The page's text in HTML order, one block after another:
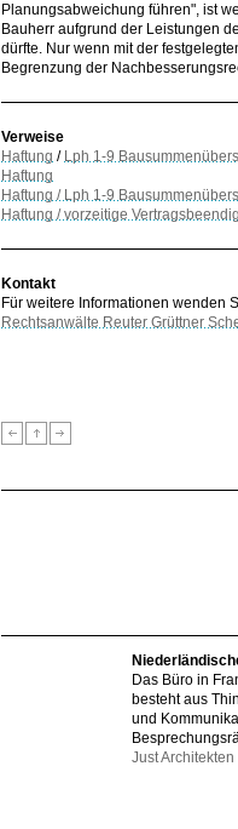
Planungsabweichung führen", ist
Bauherr aufgrund der Leistungen
dürfte. Nur wenn mit der
Begrenzung der
Verweise
Haftung / Lph 1-9
Haftung
Haftung / Lph 1-9
Haftung / vorzeitige
Kontakt
Für weitere Informationen wenden
Rechtsanwälte Reuter Grüttner
Das Büro in
besteht aus
und
Just Architekten